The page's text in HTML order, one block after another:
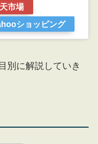
市場
ショッピング
別に解説していき